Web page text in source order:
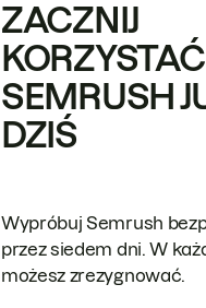
ZACZNIJ
SEMRUSH
DZIŚ
Wypróbuj Semrush
przez siedem dni. W
możesz zrezygnować.